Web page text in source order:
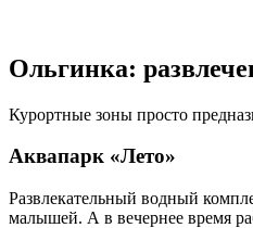
Ольгинка:
Курортные зоны просто
Аквапарк «Лето»
Развлекательный водный
малышей. А в вечернее время